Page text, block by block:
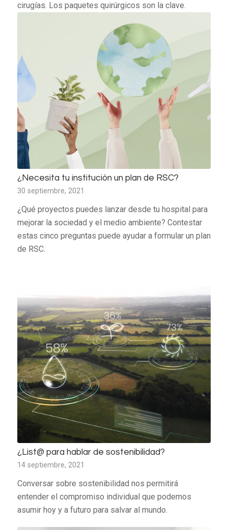
cirugías. Los paquetes quirúrgicos son la clave.
¿Necesita tu institución un plan de RSC?
30 septiembre, 2021
¿Qué proyectos puedes lanzar desde tu hospital para
mejorar la sociedad y el medio ambiente? Contestar
estas cinco preguntas puede ayudar a formular un plan
de RSC.
¿List@ para hablar de sostenibilidad?
14 septiembre, 2021
Conversar sobre sostenibilidad nos permitirá
entender el compromiso individual que podemos
asumir hoy y a futuro para salvar al mundo.